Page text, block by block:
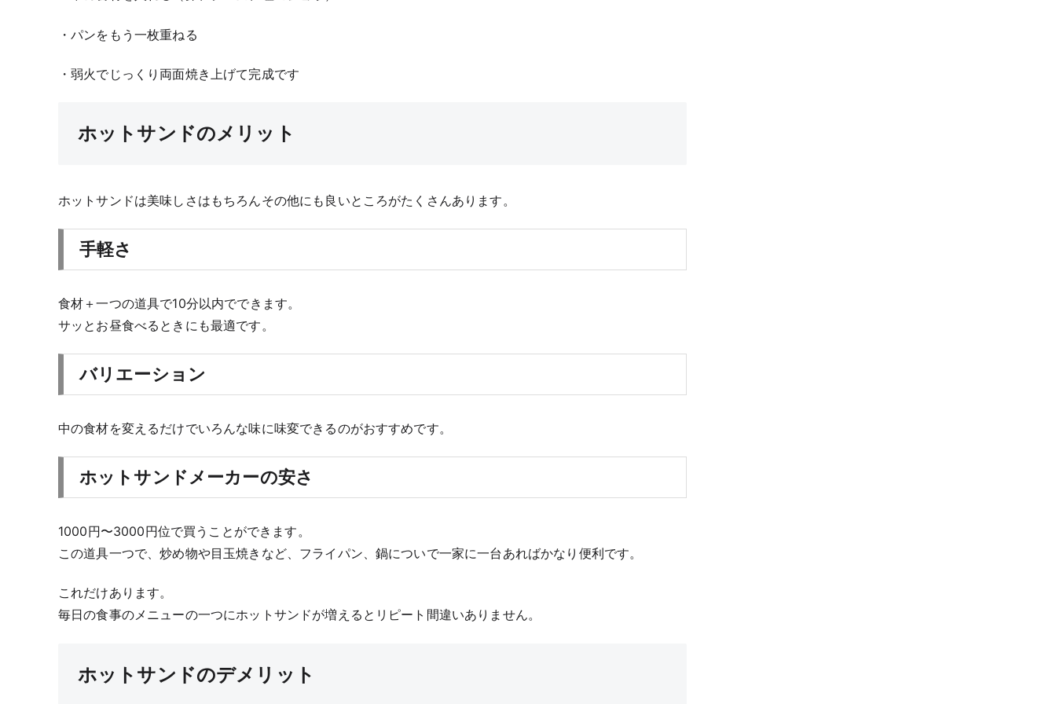
・パンをもう一枚重ねる
・弱火でじっくり両面焼き上げて完成です
ホットサンドのメリット
ホットサンドは美味しさはもちろんその他にも良いところがたくさんあります。
手軽さ
食材＋一つの道具で10分以内でできます。
サッとお昼食べるときにも最適です。
バリエーション
中の食材を変えるだけでいろんな味に味変できるのがおすすめです。
ホットサンドメーカーの安さ
1000円〜3000円位で買うことができます。
この道具一つで、炒め物や目玉焼きなど、フライパン、鍋についで一家に一台あればかなり便利です。
これだけあります。
毎日の食事のメニューの一つにホットサンドが増えるとリピート間違いありません。
ホットサンドのデメリット